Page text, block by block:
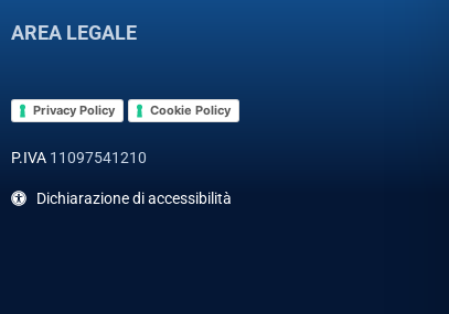
AREA LEGALE
Privacy Policy Cookie Policy
P.IVA 11097541210
Dichiarazione di accessibilità